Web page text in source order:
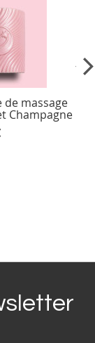
de massage
Champagne